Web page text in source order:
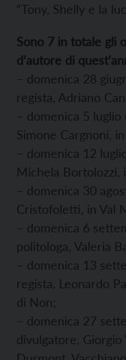
“Tony, Shelly e la
Sono 7 in totale gli
d’autore di
– domenica 28
regista, Adriano
– domenica 5 luglio
Simone Cargnoni, in
– domenica 12
Michela Bortolozzi,
– domenica 30
Cristofoletti, in Val
– domenica 6
politologa, Valeria
– domenica 13
regista, Leonardo
di Non;
– domenica 27
divulgatore, Giorgio